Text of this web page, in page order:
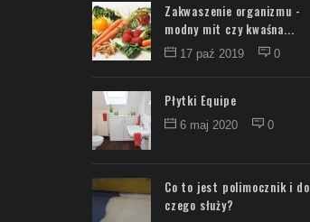
Zakwaszenie organizmu -
modny mit czy kwaśna...
17 paź 2019 0
Płytki Equipe
6 maj 2020 0
Co to jest polimocznik i do
czego służy?